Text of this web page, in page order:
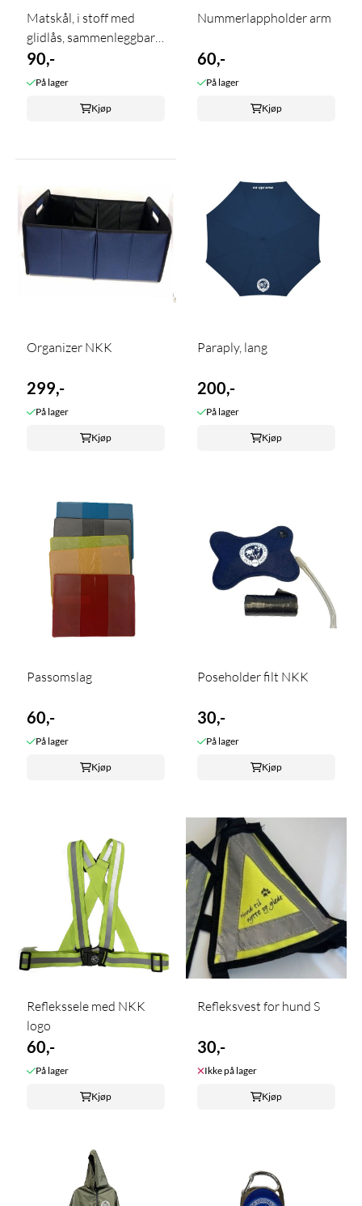
Matskål, i stoff med
glidlås, sammenleggbar.
NKK ...
90,-
På lager
Kjøp
Nummerlappholder arm
60,-
På lager
Kjøp
Organizer NKK
299,-
På lager
Kjøp
Paraply, lang
200,-
På lager
Kjøp
Passomslag
60,-
På lager
Kjøp
Poseholder filt NKK
30,-
På lager
Kjøp
Reflekssele med NKK
logo
60,-
På lager
Kjøp
Refleksvest for hund S
30,-
Ikke på lager
Kjøp